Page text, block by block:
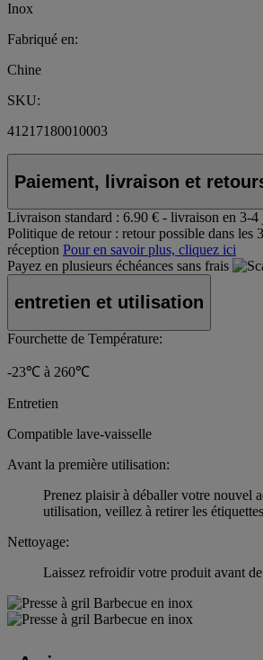
Inox
Fabriqué en:
Chine
SKU:
41217180010003
Paiement, livraison et
Livraison standard : 6.90 € - livraison en 3-4
Politique de retour : retour possible dans les
réception Pour en savoir plus, cliquez ici
Payez en plusieurs échéances sans frais
entretien et utilisation
Fourchette de Température:
-23℃ à 260℃
Entretien
Compatible lave-vaisselle
Avant la première utilisation:
Prenez plaisir à déballer votre nouvel
utilisation, veillez à retirer les
Nettoyage:
Laissez refroidir votre produit avant